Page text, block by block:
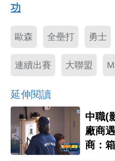
功
歐森 全壘打 勇士
連續出賽 大聯盟
延伸閱讀
中職(
廠商
商：